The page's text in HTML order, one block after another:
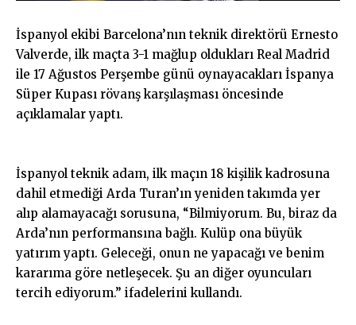
İspanyol ekibi Barcelona’nın teknik direktörü Ernesto
Valverde, ilk maçta 3-1 mağlup oldukları Real Madrid
ile 17 Ağustos Perşembe günü oynayacakları İspanya
Süper Kupası rövanş karşılaşması öncesinde
açıklamalar yaptı.
İspanyol teknik adam, ilk maçın 18 kişilik kadrosuna
dahil etmediği Arda Turan’ın yeniden takımda yer
alıp alamayacağı sorusuna, “Bilmiyorum. Bu, biraz da
Arda’nın performansına bağlı. Kulüp ona büyük
yatırım yaptı. Geleceği, onun ne yapacağı ve benim
kararıma göre netleşecek. Şu an diğer oyuncuları
tercih ediyorum.” ifadelerini kullandı.